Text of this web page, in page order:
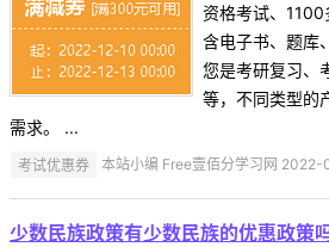
资格考试、
含电子书、题库
您是考研复习、
等，不同类型的
需求。 ...
考试优惠券 本站小编 Free壹佰分学习网
少数民族政策有少数民族的优惠政策